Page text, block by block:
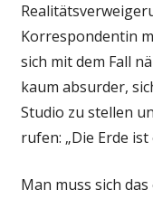
Korrespondentin
sich mit dem Fall
kaum absurder,
Studio zu stellen
rufen: „Die Erde ist
Man muss sich